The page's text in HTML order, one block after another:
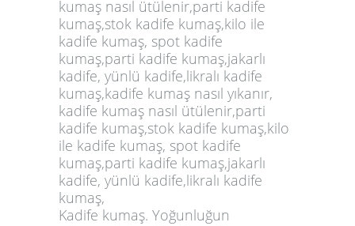
kumaş nasıl ütülenir,parti kadife
kumaş,stok kadife kumaş,kilo ile
kadife kumaş, spot kadife
kumaş,parti kadife kumaş,jakarlı
kadife, yünlü kadife,likralı kadife
kumaş,kadife kumaş nasıl yıkanır,
kadife kumaş nasıl ütülenir,parti
kadife kumaş,stok kadife kumaş,kilo
ile kadife kumaş, spot kadife
kumaş,parti kadife kumaş,jakarlı
kadife, yünlü kadife,likralı kadife
kumaş,
Kadife kumaş. Yoğunluğun